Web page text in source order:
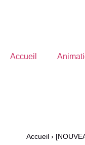
Accueil
Accueil ›